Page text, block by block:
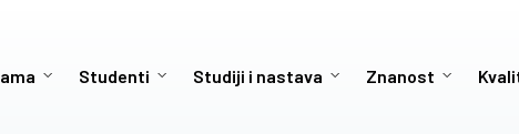
Studenti Studiji i nastava Znanost